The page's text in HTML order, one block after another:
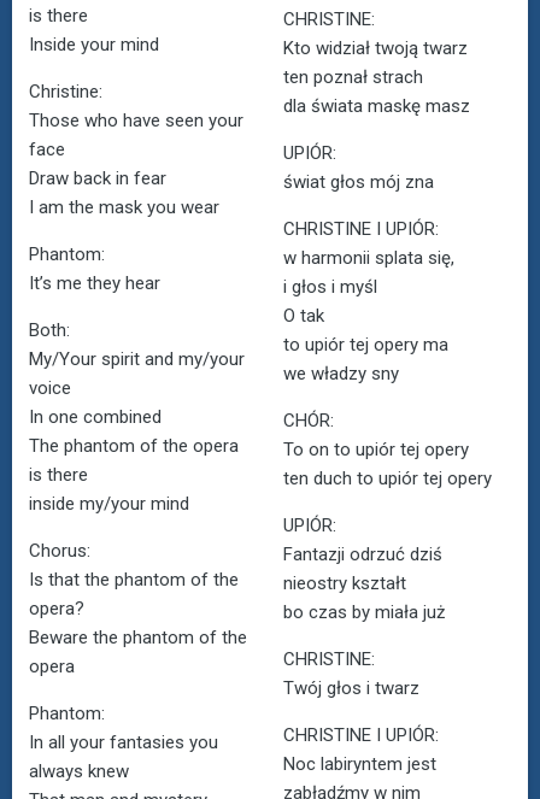
is there
Inside your mind
Christine:
Those who have seen your
face
Draw back in fear
I am the mask you wear
Phantom:
It’s me they hear
Both:
My/Your spirit and my/your
voice
In one combined
The phantom of the opera
is there
inside my/your mind
Chorus:
Is that the phantom of the
opera?
Beware the phantom of the
opera
Phantom:
In all your fantasies you
always knew
CHRISTINE:
Kto widział twoją twarz
ten poznał strach
dla świata maskę masz
UPIÓR:
świat głos mój zna
CHRISTINE I UPIÓR:
w harmonii splata się,
i głos i myśl
O tak
to upiór tej opery ma
we władzy sny
CHÓR:
To on to upiór tej opery
ten duch to upiór tej opery
UPIÓR:
Fantazji odrzuć dziś
nieostry kształt
bo czas by miała już
CHRISTINE:
Twój głos i twarz
CHRISTINE I UPIÓR:
Noc labiryntem jest
zabłądźmy w nim